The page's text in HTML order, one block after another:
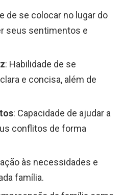
de se colocar no lugar do
seus sentimentos e
: Habilidade de se
e concisa, além de
: Capacidade de ajudar a
conflitos de forma
às necessidades e
família.